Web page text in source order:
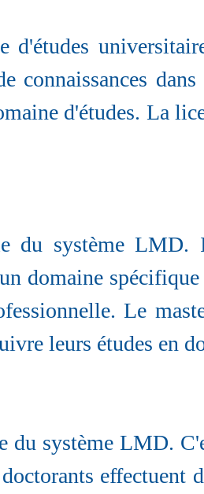
d'études
connaissances
d'études. La
du système
domaine
Le
leurs études en
du système LMD.
effectuent